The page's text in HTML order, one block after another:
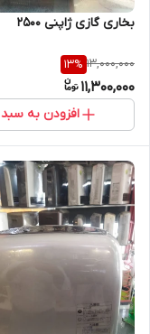
بخاری گازی ژاپنی 2500
13,000,000
13%
11,300,000
افزودن به سبد